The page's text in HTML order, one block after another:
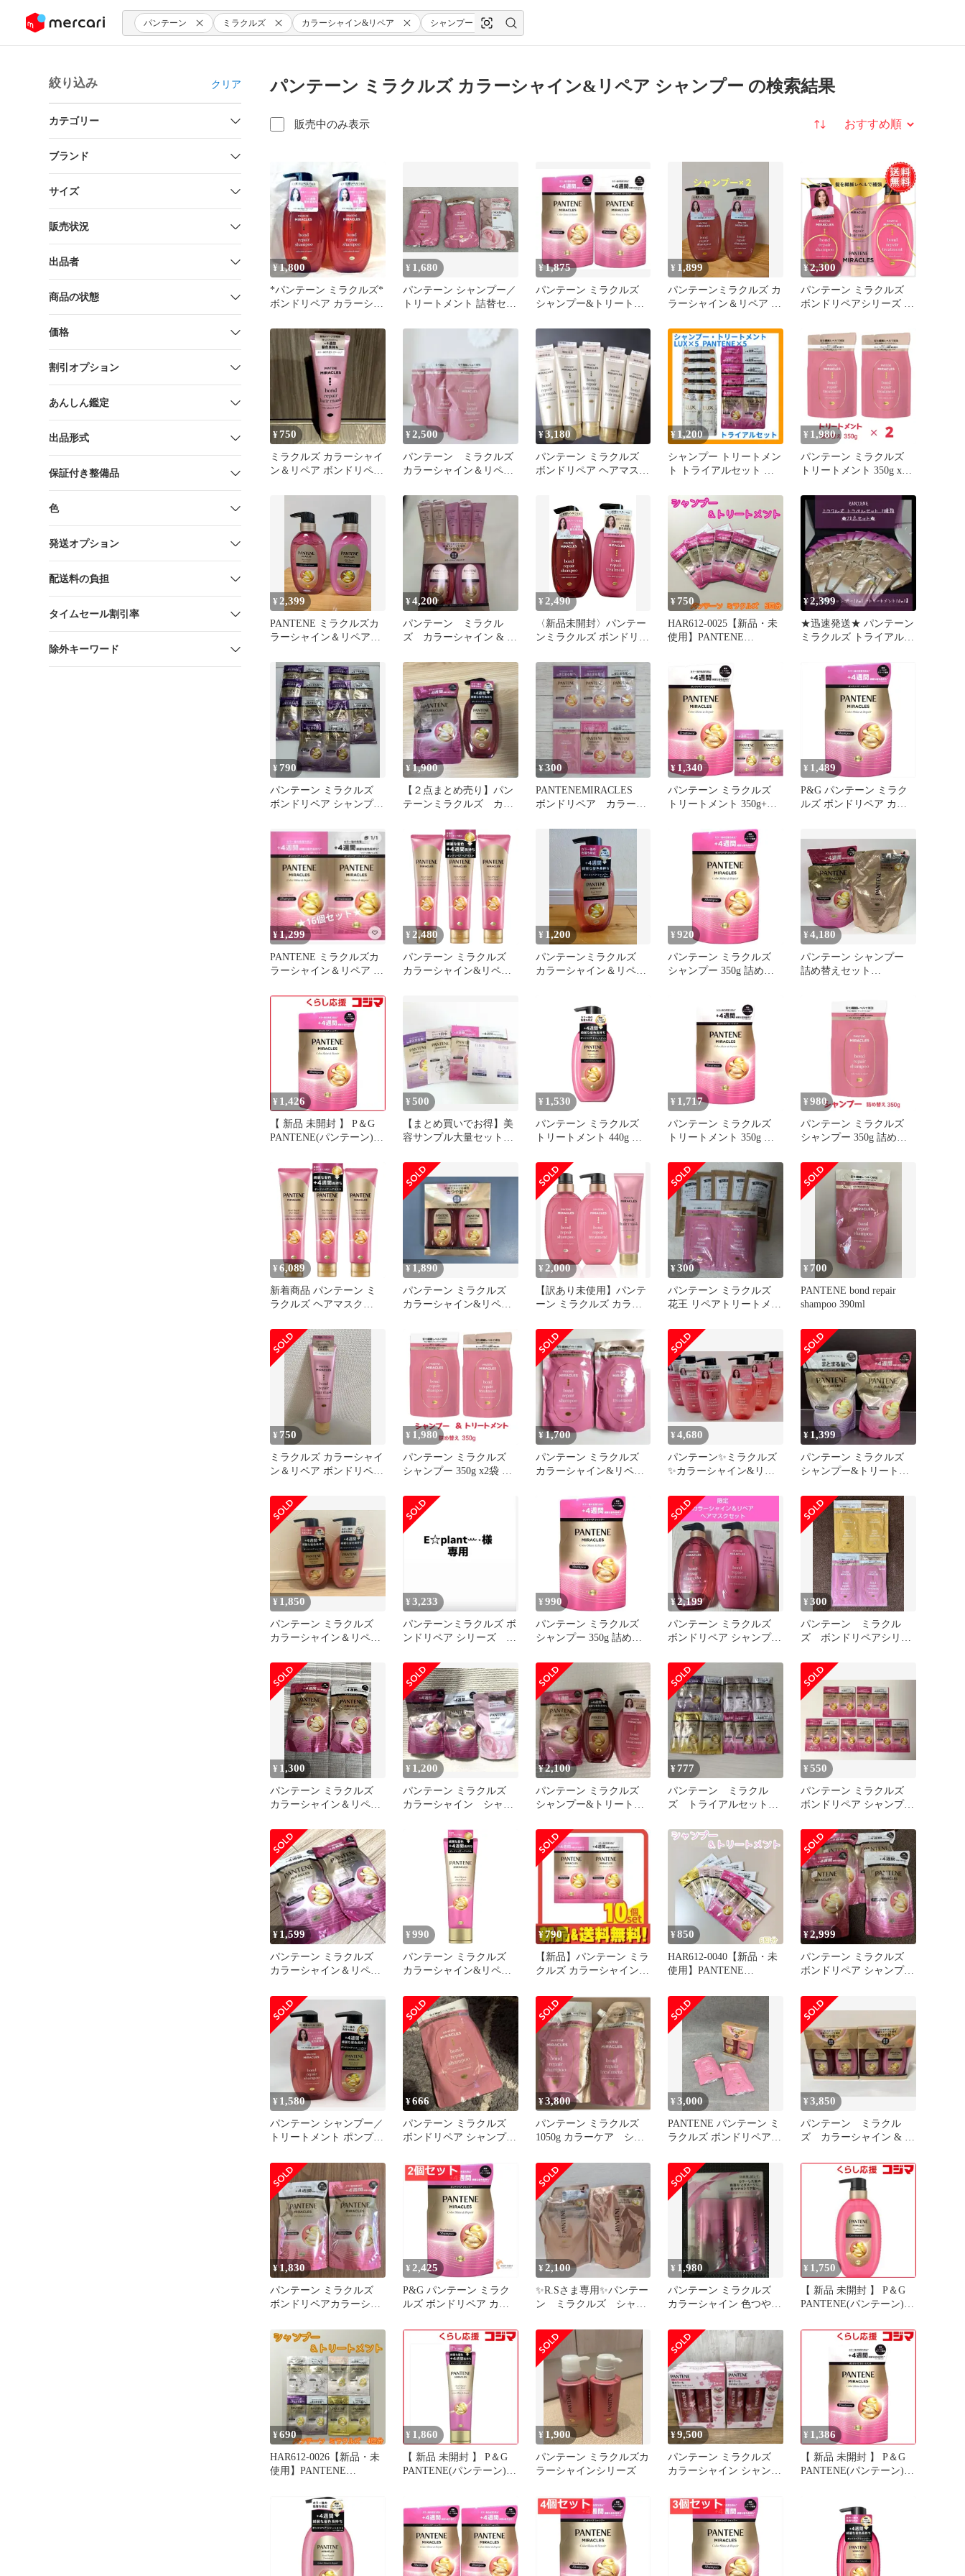
ツにスキップ パンテーン ミラクルズ カラーシャイン&リペア シャンプー
絞り込み クリア
カテゴリー
ブランド
サイズ
販売状況
出品者
商品の状態
価格
割引オプション
あんしん鑑定
出品形式
保証付き整備品
色
発送オプション
配送料の負担
タイムセール割引率
除外キーワード
パンテーン ミラクルズ カラーシャイン&リペア シャンプー の検索結果
販売中のみ表示 並び替え
¥1,800
*パンテーン ミラクルズ*
ボンドリペア カラーシャ
*2個
¥ 1,680
パンテーン シャンプー／
トリートメント 詰替セッ
¥1,875
パンテーン ミラクルズ
シャンプー&トリートメ
¥ 1,899
パンテーンミラクルズ カ
ラーシャイン＆リペア シ
×2個
¥2,300
パンテーン ミラクルズ
ボンドリペアシリーズ カ
落ち防止シャンプー・ト
リートメントポンプセッ
ト・洗い流すトリートメ
ント カラー髪色長持ち
¥750
ミラクルズ カラーシャイ
ン＆リペア ボンドリペア
¥2,500
パンテーン ミラクルズ
カラーシャイン＆リペア
350g×3
¥3,180
パンテーン ミラクルズ
ボンドリペア ヘアマスク
¥ 1,200
シャンプー トリートメン
ト トライアルセット 旅
¥ 1,980
パンテーン ミラクルズ
トリートメント 350g x2
イン&リペア 色落ちケア
カラーケア
¥ 2,399
PANTENE ミラクルズカ
ラーシャイン＆リペアシ
セット
¥4,200
パンテーン ミラクル
ズ カラーシャイン & リ
２種５点
¥ 2,490
〈新品未開封〉パンテー
ンミラクルズ ボンドリペ
メント
¥ 750
HAR612-0025【新品・未
使用】PANTENE
ン＆リペア シャンプー＆
トリートメント 5回分セ
ット +4週間 色落ち防止
カラー後ダメージケア パ
ンテーン ミラクルズ ボ
ンドリペア ダメージ補修
トライアル 旅行 温泉
¥2,399
★迅速発送★ パンテーン
ミラクルズ トライアルセ
¥ 790
パンテーン ミラクルズ
ボンドリペア シャンプー
ト
¥ 1,900
【２点まとめ売り】パン
テーンミラクルズ カラ
¥300
PANTENEMIRACLES
ボンドリペア カラーシ
ール
¥ 1,340
パンテーン ミラクルズ
トリートメント 350g+
イン&リペア おまけ付き
色落ちケア カラーケア
¥ 1,489
P&G パンテーン ミラク
ルズ ボンドリペア カラ
¥ 1,299
PANTENE ミラクルズカ
ラーシャイン＆リペア ト
ト
¥ 2,480
パンテーン ミラクルズ
カラーシャイン&リペア
¥ 1,200
パンテーンミラクルズ
カラーシャイン＆リペ
¥ 920
パンテーン ミラクルズ
シャンプー 350g 詰め替
¥4,180
パンテーン シャンプー
詰め替えセット
¥ 1,426
【 新品 未開封 】 P＆G
PANTENE(パンテーン)ミ
リーズ カラーシャイン＆
リペア シャンプー つめ
かえ用 350g 未使用 送料
無料
¥500
【まとめ買いでお得】美
容サンプル大量セット
品
¥ 1,530
パンテーン ミラクルズ
トリートメント 440g ポ
ーシャイン&リペア カラ
ーフェードケア カラーケ
ア [トリートメント単品]
¥ 1,717
パンテーン ミラクルズ
トリートメント 350g 詰
リペ
¥ 980
パンテーン ミラクルズ
シャンプー 350g 詰め替
ア色落ちケア カラーケア
¥ 6,089
新着商品 パンテーン ミ
ラクルズ ヘアマスク
カラーシャイン&リペア
カラーフェードケア カラ
ーケア
¥1,890
パンテーン ミラクルズ
カラーシャイン&リペア
¥ 2,000
【訳あり未使用】パンテ
ーン ミラクルズ カラー
ット シャンプー トリー
トメント ヘアマスク
¥300
パンテーン ミラクルズ
花王 リペアトリートメン
¥ 700
PANTENE bond repair
shampoo 390ml
¥ 750
ミラクルズ カラーシャイ
ン＆リペア ボンドリペア
¥ 1,980
パンテーン ミラクルズ
シャンプー 350g x2袋 詰
リペア色落ちケア カラー
ケア
¥1,700
パンテーン ミラクルズ
カラーシャイン&リペア
¥4,680
パンテーン✨ミラクルズ
✨カラーシャイン&リペ
メント③✨6個
¥ 1,399
パンテーン ミラクルズ
シャンプー&トリートメ
¥ 1,850
パンテーン ミラクルズ
カラーシャイン＆リペア
¥3,233
パンテーンミラクルズ ボ
ンドリペア シリーズ 詰
¥ 990
パンテーン ミラクルズ
シャンプー 350g 詰め替
ア色落ちケア カラーケア
¥2,199
パンテーン ミラクルズ
ボンドリペア シャンプー
ク
¥300
パンテーン ミラクル
ズ ボンドリペアシリー
¥ 1,300
パンテーン ミラクルズ
カラーシャイン＆リペア
ント
¥ 1,200
パンテーン ミラクルズ
カラーシャイン シャン
¥2,100
パンテーン ミラクルズ
シャンプー&トリートメ
え
¥ 777
パンテーン ミラクル
ズ トライアルセット
ント 8点セット
¥550
パンテーン ミラクルズ
ボンドリペア シャンプー
ト
¥1,599
パンテーン ミラクルズ
カラーシャイン＆リペア
ント
¥ 990
パンテーン ミラクルズ
カラーシャイン&リペア
リートメント ヘアマスク
125g
¥790
【新品】パンテーン ミラ
クルズ カラーシャイン＆
¥850
HAR612-0040【新品・未
使用】PANTENE
トリートメント 3種類ｘ2
個 計6回分セット ・サル
フェート無添加＆ジェン
トルリペア・モイスチャ
ー＆パワーリペア・カラ
ーシャイン＆リペア 旅行
ボンドリペア ダメージ補
修
¥2,999
パンテーン ミラクルズ
ボンドリペア シャンプー
めかえ
¥ 1,580
パンテーン シャンプー／
トリートメント ポンプ
／4987176204554
¥666
パンテーン ミラクルズ
ボンドリペア シャンプー
¥3,800
パンテーン ミラクルズ
1050g カラーケア シャ
¥3,000
PANTENE パンテーン ミ
ラクルズ ボンドリペアシ
リペアトリートメント シ
ャンプー本体440g×1 詰め
替え用350g×1 トリートメ
ント本体440g×1 詰め替え
用350g×1＜パッケージダ
メージ有り＞
¥3,850
パンテーン ミラクル
ズ カラーシャイン & リ
箱
¥1,830
パンテーン ミラクルズ
ボンドリペアカラーシャ
メント詰替
¥ 2,425
P&G パンテーン ミラク
ルズ ボンドリペア カラ
ンプー 詰め替え 2個セッ
ト まとめ売り
¥2,100
✨️R.Sさま専用✨️パンテー
ン ミラクルズ シャン
¥ 1,980
パンテーン ミラクルズ
カラーシャイン 色つやリ
¥ 1,750
【 新品 未開封 】 P＆G
PANTENE(パンテーン)ミ
リーズ カラーシャイン＆
リペア シャンプー ポン
プ 本体 440g 未使用 送料
¥690
HAR612-0026【新品・未
使用】PANTENE
トリートメント 4種類セ
ット ・サルフェート無添
加＆ジェントルリペア・
カラーシャイン＆リペ
ア・うねりコントロール
&リペア・モイスチャー
¥ 1,860
【 新品 未開封 】 P＆G
PANTENE(パンテーン)ミ
リペア ヘアマスク 125g
未使用 送料無料
¥ 1,900
パンテーン ミラクルズカ
ラーシャインシリーズ
¥9,500
パンテーン ミラクルズ
カラーシャイン シャンプ
ット
¥ 1,386
【 新品 未開封 】 P＆G
PANTENE(パンテーン)ミ
リペア トリートメント
つめかえ用 350g 未使用
送料無料